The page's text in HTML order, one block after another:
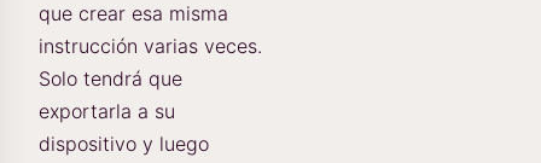
que crear esa misma
instrucción varias veces.
Solo tendrá que
exportarla a su
dispositivo y luego